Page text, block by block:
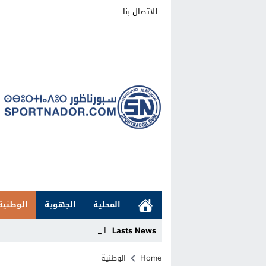
للاتصال بنا
المحلية الجهوية
Lasts News الهلال الر_
Stop
Home الوطنية